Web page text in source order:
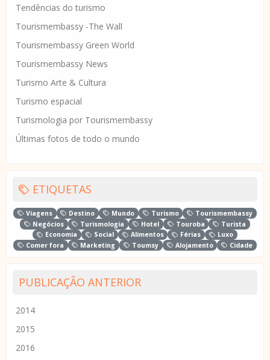
Tendências do turismo
Tourismembassy -The Wall
Tourismembassy Green World
Tourismembassy News
Turismo Arte & Cultura
Turismo espacial
Turismologia por Tourismembassy
Últimas fotos de todo o mundo
ETIQUETAS
Viagens Destino Mundo Turismo
Tourismembassy
Negócios
Turismologia Hotel Touroba
Turista
Economia
Social Alimentos Férias
Luxo
Comer fora
Marketing Toumsy Alojamento Cidade
PUBLICAÇÃO ANTERIOR
2014
2015
2016